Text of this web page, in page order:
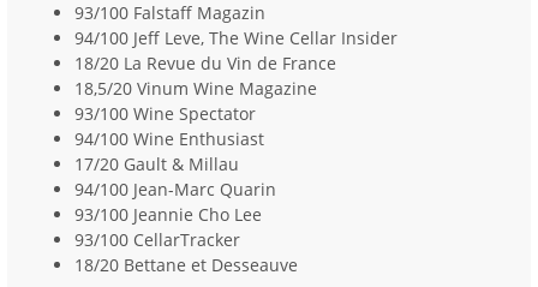
93/100 Falstaff Magazin
94/100 Jeff Leve, The Wine Cellar Insider
18/20 La Revue du Vin de France
18,5/20 Vinum Wine Magazine
93/100 Wine Spectator
94/100 Wine Enthusiast
17/20 Gault & Millau
94/100 Jean-Marc Quarin
93/100 Jeannie Cho Lee
93/100 CellarTracker
18/20 Bettane et Desseauve